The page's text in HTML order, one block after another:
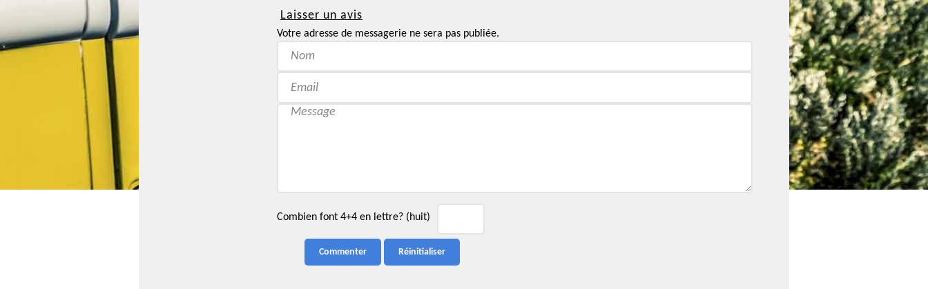
Laisser un avis
Votre adresse de messagerie ne sera pas publiée.
Combien font 4+4 en lettre? (huit)